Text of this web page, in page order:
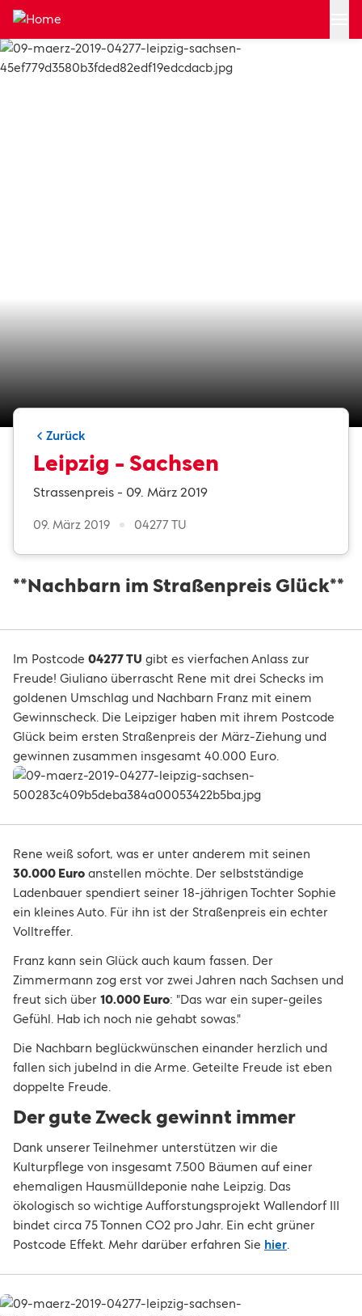
Zum Hauptinhalt springen
Zurück
Leipzig - Sachsen
Strassenpreis - 09. März 2019
09. März 2019 04277 TU
**Nachbarn im Straßenpreis Glück**
Im Postcode 04277 TU gibt es vierfachen Anlass zur
Freude! Giuliano überrascht Rene mit drei Schecks im
goldenen Umschlag und Nachbarn Franz mit einem
Gewinnscheck. Die Leipziger haben mit ihrem Postcode
Glück beim ersten Straßenpreis der März-Ziehung und
gewinnen zusammen insgesamt 40.000 Euro.
Rene weiß sofort, was er unter anderem mit seinen
30.000 Euro anstellen möchte. Der selbstständige
Ladenbauer spendiert seiner 18-jährigen Tochter Sophie
ein kleines Auto. Für ihn ist der Straßenpreis ein echter
Volltreffer.
Franz kann sein Glück auch kaum fassen. Der
Zimmermann zog erst vor zwei Jahren nach Sachsen und
freut sich über 10.000 Euro: "Das war ein super-geiles
Gefühl. Hab ich noch nie gehabt sowas."
Die Nachbarn beglückwünschen einander herzlich und
fallen sich jubelnd in die Arme. Geteilte Freude ist eben
doppelte Freude.
Der gute Zweck gewinnt immer
Dank unserer Teilnehmer unterstützen wir die
Kulturpflege von insgesamt 7.500 Bäumen auf einer
ehemaligen Hausmülldeponie nahe Leipzig. Das
ökologisch so wichtige Aufforstungsprojekt Wallendorf III
bindet circa 75 Tonnen CO2 pro Jahr. Ein echt grüner
Postcode Effekt. Mehr darüber erfahren Sie hier.